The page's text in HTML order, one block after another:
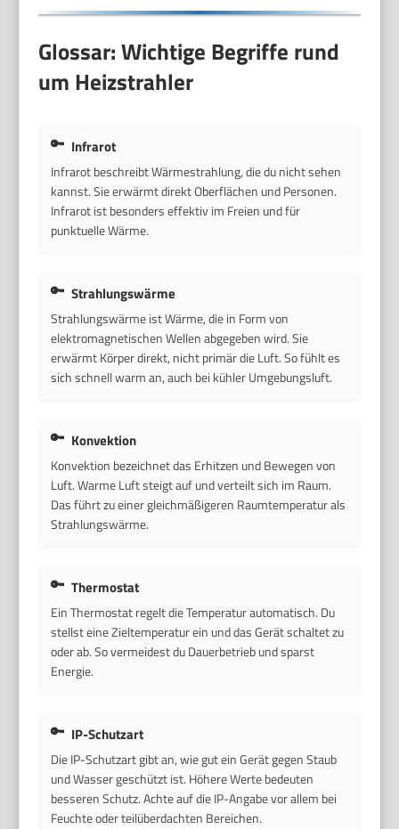
Glossar: Wichtige Begriffe rund
um Heizstrahler
Infrarot
Infrarot beschreibt Wärmestrahlung, die du nicht sehen
kannst. Sie erwärmt direkt Oberflächen und Personen.
Infrarot ist besonders effektiv im Freien und für
punktuelle Wärme.
Strahlungswärme
Strahlungswärme ist Wärme, die in Form von
elektromagnetischen Wellen abgegeben wird. Sie
erwärmt Körper direkt, nicht primär die Luft. So fühlt es
sich schnell warm an, auch bei kühler Umgebungsluft.
Konvektion
Konvektion bezeichnet das Erhitzen und Bewegen von
Luft. Warme Luft steigt auf und verteilt sich im Raum.
Das führt zu einer gleichmäßigeren Raumtemperatur als
Strahlungswärme.
Thermostat
Ein Thermostat regelt die Temperatur automatisch. Du
stellst eine Zieltemperatur ein und das Gerät schaltet zu
oder ab. So vermeidest du Dauerbetrieb und sparst
Energie.
IP-Schutzart
Die IP-Schutzart gibt an, wie gut ein Gerät gegen Staub
und Wasser geschützt ist. Höhere Werte bedeuten
besseren Schutz. Achte auf die IP-Angabe vor allem bei
Feuchte oder teilüberdachten Bereichen.